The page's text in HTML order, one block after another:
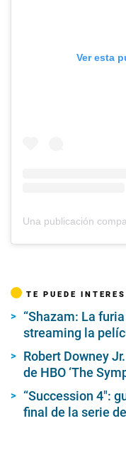
Ver esta
TE PUEDE
“Shazam: La
streaming la
Robert Downey
de HBO ‘The
“Succession 4″:
final de la serie